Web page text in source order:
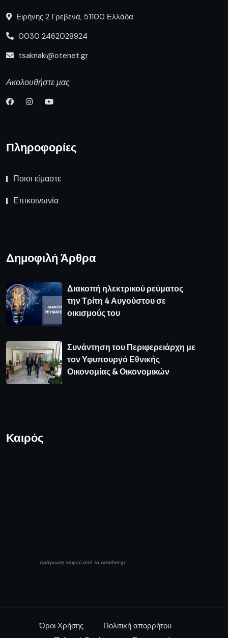
Ειρήνης 2 Γρεβενά, 51100 Ελλάδα
0030 2462028924
tsaknaki@otenet.gr
Ακολουθήστε μας
Πληροφορίες
Ποιοι είμαστε
Επικοινωνία
Δημοφιλή Άρθρα
Διακοπή ηλεκτρικού ρεύματος
την Τρίτη 4 Αυγούστου σε
οικισμούς του
Συνάντηση του Περιφερειάρχη με
τον Υφυπουργό Εθνικής
Οικονομίας & Οικονομικών
Καιρός
πρόγνωση καιρού από το weather.gr
Όροι Χρήσης
Πολιτική απορρήτου